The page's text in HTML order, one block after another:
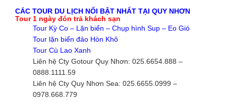
CÁC TOUR DU LỊCH NỔI BẬT NHẤT TẠI QUY NHƠN
Tour 1 ngày đón trả khách sạn
Tour Kỳ Co – Lặn biển – Chụp hình Sup – Eo Gió
Tour lặn biển đảo Hòn Khô
Tour Cù Lao Xanh
Liên hệ Cty Gotour Quy Nhơn: 025.6654.888 –
0888.1111.59
Liên hệ Cty Quy Nhơn Sea: 025.6655.0999 –
0978.668.779